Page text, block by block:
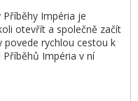
Impéria je
otevřít a společně začít
povede rychlou cestou k
Impéria v ní